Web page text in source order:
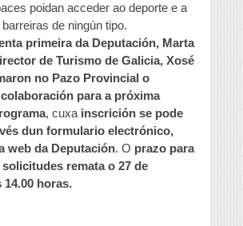
poidan acceder ao deporte e a
de ningún tipo.
primeira da Deputación, Marta
de Turismo de Galicia, Xosé
no Pazo Provincial o
para a próxima
, cuxa inscrición se pode
dun formulario electrónico,
web da Deputación. O prazo para
remata o 27 de
14.00 horas.